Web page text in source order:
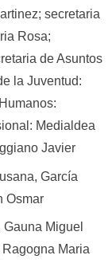
secretaria
Rosa;
de Asuntos
la Juventud:
Medialdea
Javier
García
Osmar
Miguel
Maria